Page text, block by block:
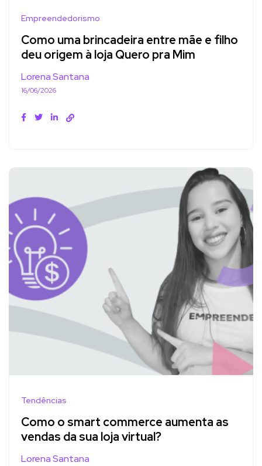
Empreendedorismo
Como uma brincadeira entre mãe e filho
deu origem à loja Quero pra Mim
Lorena Santana
16/06/2026
Tendências
Como o smart commerce aumenta as
vendas da sua loja virtual?
Lorena Santana